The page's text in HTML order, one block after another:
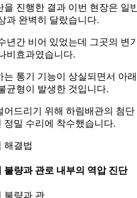
진행한 결과 이번 현장은 일
과 완벽히 달랐습니다.
년간 비어 있었는데 그곳의 변
비효과였습니다.
통기 기능이 상실되면서 아
균형이 발생한 것입니다.
드리기 위해 하림배관의 첨단
밀 수리에 착수했습니다.
해결법
량과 관로 내부의 역압 진단